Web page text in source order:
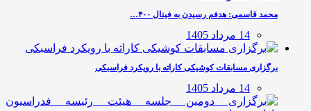
محمد قاسمی: هدفم رسیدن به فینال ۴۰۰…
14 مرداد 1405
برگزاری مسابقات کوشیکی کاراته با رویکرد فراسبکی
14 مرداد 1405